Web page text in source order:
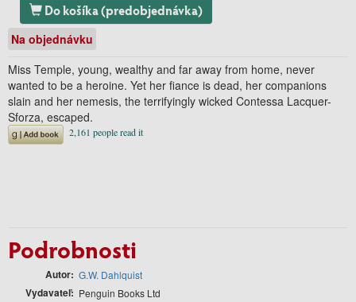
Do košíka (predobjednávka)
Na objednávku
Miss Temple, young, wealthy and far away from home, never
wanted to be a heroine. Yet her fiance is dead, her companions
slain and her nemesis, the terrifyingly wicked Contessa Lacquer-
Sforza, escaped.
Podrobnosti
Autor G.W. Dahlquist
Vydavateľ Penguin Books Ltd